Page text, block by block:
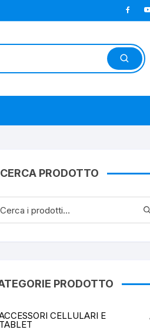
PRODOTTO
PRODOTTO
CELLULARI E
TABLET